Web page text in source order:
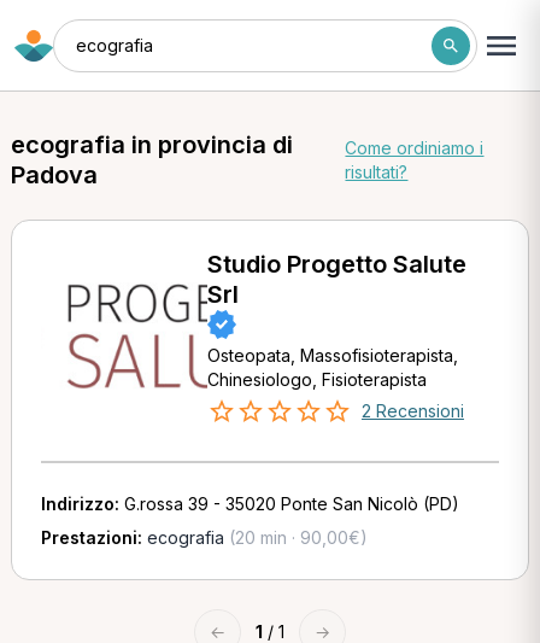
ecografia
ecografia in provincia di
Padova
Come ordiniamo i
risultati?
Studio Progetto Salute
Srl
Osteopata, Massofisioterapista,
Chinesiologo, Fisioterapista
2 Recensioni
Indirizzo: G.rossa 39 - 35020 Ponte San Nicolò (PD)
Prestazioni: ecografia (20 min · 90,00€)
← 1 / 1 →